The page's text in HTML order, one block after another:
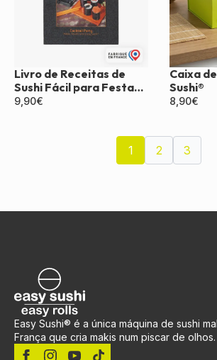
Livro de Receitas de
Sushi Fácil para Festa
de Coquetel
9,90€
Caixa
Sushi®
8,90€
1 2 3
Easy Sushi® é a única máquina de sushi
França que cria makis num piscar de olhos.